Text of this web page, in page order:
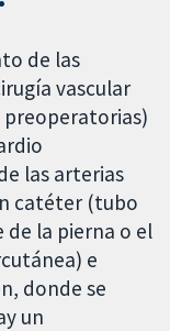
de las
vascular
las arterias
catéter (tubo
la pierna o el
e
donde se
un